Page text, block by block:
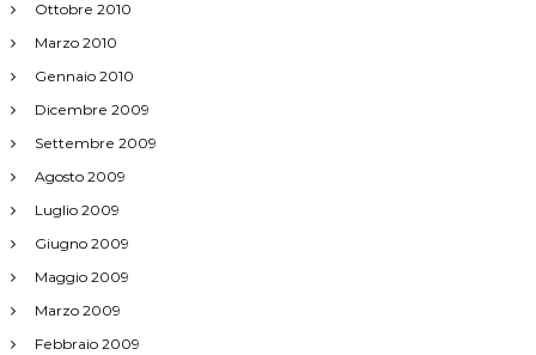
Ottobre 2010
Marzo 2010
Gennaio 2010
Dicembre 2009
Settembre 2009
Agosto 2009
Luglio 2009
Giugno 2009
Maggio 2009
Marzo 2009
Febbraio 2009